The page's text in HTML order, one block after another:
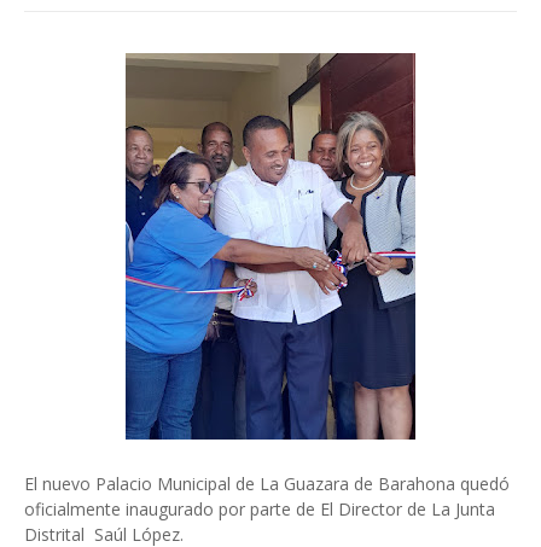
El nuevo Palacio Municipal de La Guazara de Barahona quedó
oficialmente inaugurado por parte de El Director de La Junta
Distrital Saúl López.